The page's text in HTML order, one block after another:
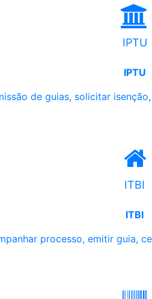
IPTU
IPTU
de guias, solicitar
ITBI
ITBI
processo, emitir guia,